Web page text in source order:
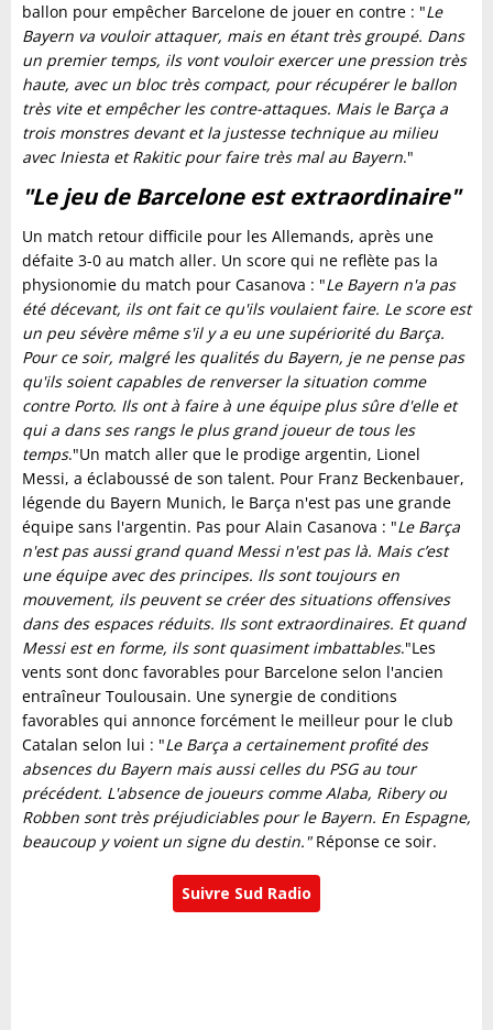
ballon pour empêcher Barcelone de jouer en contre : "Le
Bayern va vouloir attaquer, mais en étant très groupé. Dans
un premier temps, ils vont vouloir exercer une pression très
haute, avec un bloc très compact, pour récupérer le ballon
très vite et empêcher les contre-attaques. Mais le Barça a
trois monstres devant et la justesse technique au milieu
avec Iniesta et Rakitic pour faire très mal au Bayern."
"Le jeu de Barcelone est extraordinaire"
Un match retour difficile pour les Allemands, après une
défaite 3-0 au match aller. Un score qui ne reflète pas la
physionomie du match pour Casanova : "Le Bayern n'a pas
été décevant, ils ont fait ce qu'ils voulaient faire. Le score est
un peu sévère même s'il y a eu une supériorité du Barça.
Pour ce soir, malgré les qualités du Bayern, je ne pense pas
qu'ils soient capables de renverser la situation comme
contre Porto. Ils ont à faire à une équipe plus sûre d'elle et
qui a dans ses rangs le plus grand joueur de tous les
temps."Un match aller que le prodige argentin, Lionel
Messi, a éclaboussé de son talent. Pour Franz Beckenbauer,
légende du Bayern Munich, le Barça n'est pas une grande
équipe sans l'argentin. Pas pour Alain Casanova : "Le Barça
n'est pas aussi grand quand Messi n'est pas là. Mais c’est
une équipe avec des principes. Ils sont toujours en
mouvement, ils peuvent se créer des situations offensives
dans des espaces réduits. Ils sont extraordinaires. Et quand
Messi est en forme, ils sont quasiment imbattables."Les
vents sont donc favorables pour Barcelone selon l'ancien
entraîneur Toulousain. Une synergie de conditions
favorables qui annonce forcément le meilleur pour le club
Catalan selon lui : "Le Barça a certainement profité des
absences du Bayern mais aussi celles du PSG au tour
précédent. L'absence de joueurs comme Alaba, Ribery ou
Robben sont très préjudiciables pour le Bayern. En Espagne,
beaucoup y voient un signe du destin." Réponse ce soir.
Suivre Sud Radio